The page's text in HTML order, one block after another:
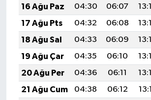
16 Ağu Paz
04:30 06:07
17 Ağu Pts
04:32 06:08
18 Ağu Sal
04:33 06:09
19 Ağu Çar
04:35 06:10
20 Ağu Per
04:36 06:11
21 Ağu Cum
04:38 06:12